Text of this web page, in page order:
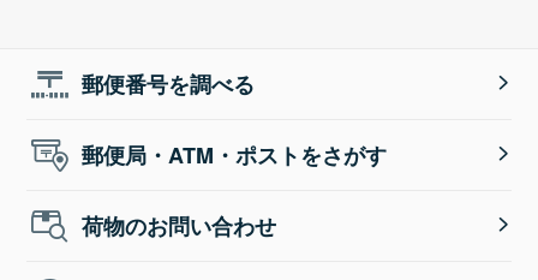
郵便番号を調べる
郵便局・ATM・ポストをさがす
荷物のお問い合わせ